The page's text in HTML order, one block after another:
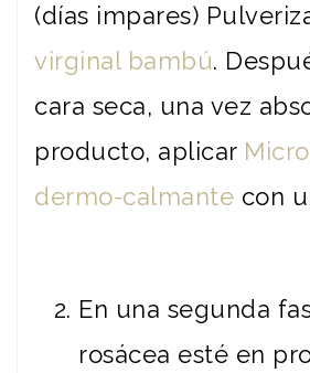
(días impares)
virginal bambú.
cara seca, una vez
producto, aplicar
dermo-calmante con
En una segunda
rosácea esté en